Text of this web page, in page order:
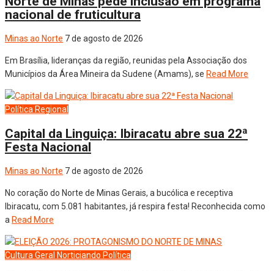
nacional de fruticultura
Minas ao Norte 7 de agosto de 2026
Em Brasília, lideranças da região, reunidas pela Associação dos
Municípios da Área Mineira da Sudene (Amams), se Read More
Política Regional
Capital da Linguiça: Ibiracatu abre sua 22ª
Festa Nacional
Minas ao Norte 7 de agosto de 2026
No coração do Norte de Minas Gerais, a bucólica e receptiva
Ibiracatu, com 5.081 habitantes, já respira festa! Reconhecida como
a Read More
Cultura Geral Norticiando Política